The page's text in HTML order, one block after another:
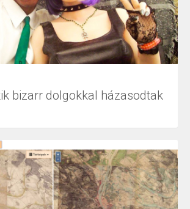
bizarr dolgokkal házasodtak